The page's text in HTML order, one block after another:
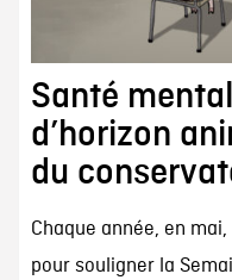
Santé
d’horizon
du
Chaque année, en
pour souligner la